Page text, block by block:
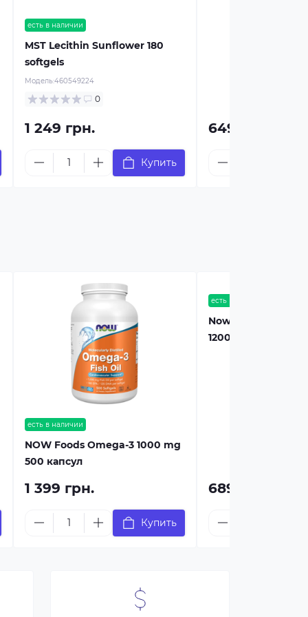
есть в наличии
MST Lecithin Sunflower 180
softgels
Модель:460549224
0
1 249 грн.
Купить
649 грн.
есть в наличии
NOW Foods Omega-3 1000 mg
500 капсул
1 399 грн.
Купить
есть в наличии
Now Foods Super
1200mg 90 caps
689 грн.